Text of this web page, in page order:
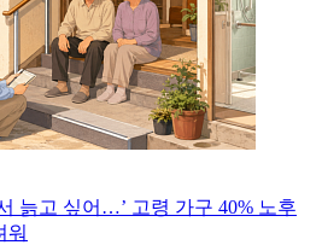
늙고 싶어…’ 고령 가구 40% 노후
워